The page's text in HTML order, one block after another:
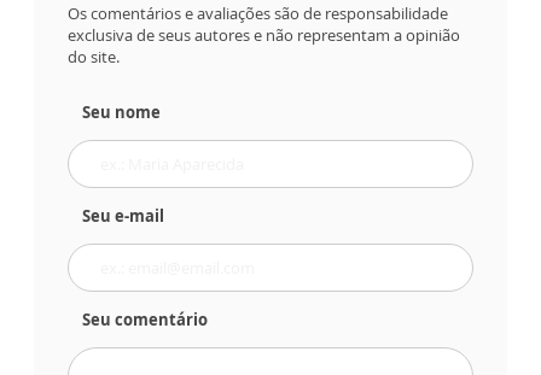
Os comentários e avaliações são de responsabilidade
exclusiva de seus autores e não representam a opinião
do site.
Seu nome
Seu e-mail
Seu comentário